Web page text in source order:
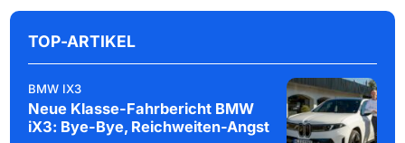
TOP-ARTIKEL
BMW IX3
Neue Klasse-Fahrbericht BMW
iX3: Bye-Bye, Reichweiten-Angst